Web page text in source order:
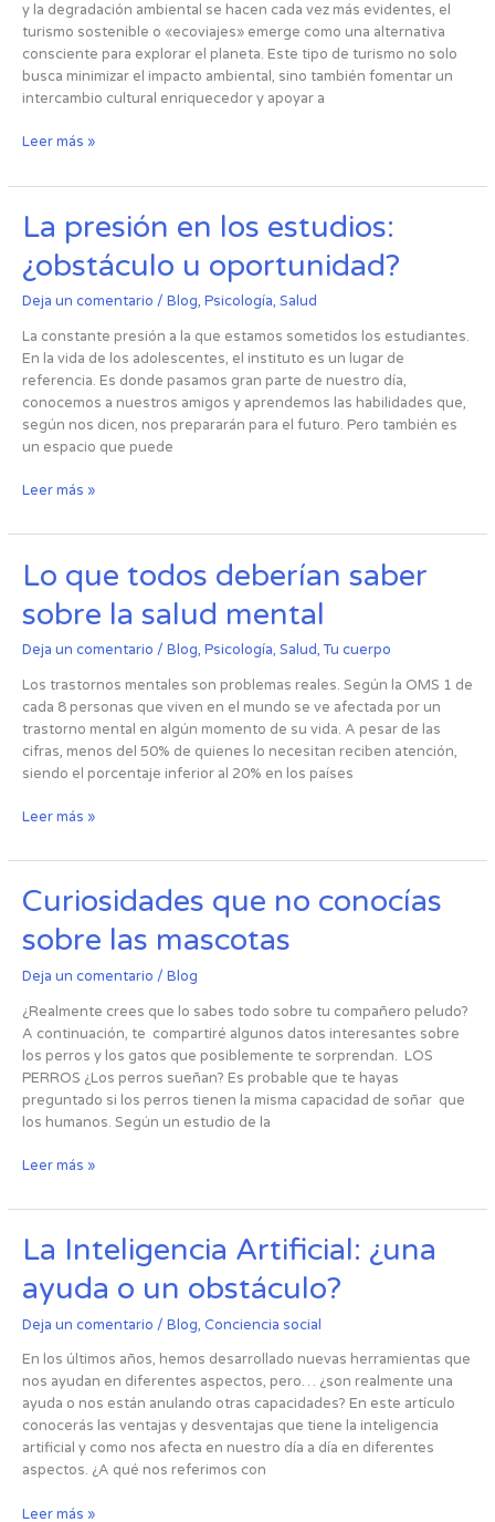
y la degradación ambiental se hacen cada vez más evidentes, el
turismo sostenible o «ecoviajes» emerge como una alternativa
consciente para explorar el planeta. Este tipo de turismo no solo
busca minimizar el impacto ambiental, sino también fomentar un
intercambio cultural enriquecedor y apoyar a
Planeta
Leer más »
La presión en los estudios:
¿obstáculo u oportunidad?
Deja un comentario / Blog, Psicología, Salud
La constante presión a la que estamos sometidos los estudiantes.
En la vida de los adolescentes, el instituto es un lugar de
referencia. Es donde pasamos gran parte de nuestro día,
conocemos a nuestros amigos y aprendemos las habilidades que,
según nos dicen, nos prepararán para el futuro. Pero también es
un espacio que puede
La
presión
en
los
estudios:
¿obstáculo
u
oportunidad?
Leer más »
Lo que todos deberían saber
sobre la salud mental
Deja un comentario / Blog, Psicología, Salud,Tu cuerpo
Los trastornos mentales son problemas reales. Según la OMS 1 de
cada 8 personas que viven en el mundo se ve afectada por un
trastorno mental en algún momento de su vida. A pesar de las
cifras, menos del 50% de quienes lo necesitan reciben atención,
siendo el porcentaje inferior al 20% en los países
Lo
que
todos
saber
sobre
salud
mental
Leer más »
Curiosidades que no conocías
sobre las mascotas
Deja un comentario / Blog
¿Realmente crees que lo sabes todo sobre tu compañero peludo?
A continuación, te compartiré algunos datos interesantes sobre
los perros y los gatos que posiblemente te sorprendan. LOS
PERROS ¿Los perros sueñan? Es probable que te hayas
preguntado si los perros tienen la misma capacidad de soñar que
los humanos. Según un estudio de la
Curiosidades
que
no
sobre
las
mascotas
Leer más »
La Inteligencia Artificial: ¿una
ayuda o un obstáculo?
Deja un comentario / Blog, Conciencia social
En los últimos años, hemos desarrollado nuevas herramientas que
nos ayudan en diferentes aspectos, pero… ¿son realmente una
ayuda o nos están anulando otras capacidades? En este artículo
conocerás las ventajas y desventajas que tiene la inteligencia
artificial y como nos afecta en nuestro día a día en diferentes
aspectos. ¿A qué nos referimos con
La
Inteligencia
Artificial:
¿una
ayuda
o
un
obstáculo?
Leer más »